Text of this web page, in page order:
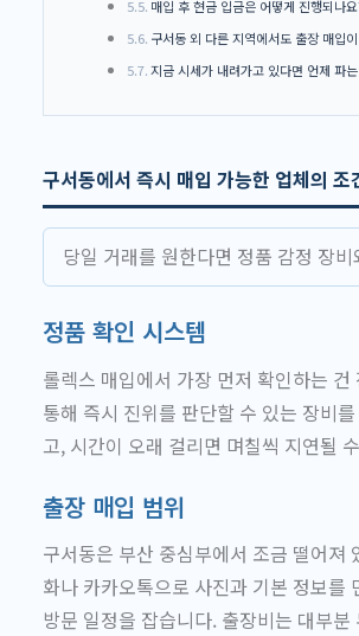
매입 후 현금 입금은 어떻게 진행되나
구서동 외 다른 지역에서도 출장 매입
지금 시세가 내려가고 있다면 언제 파
구서동에서 즉시 매입 가능한 업체의 조
당일 거래를 원한다면 정품 감정 장
정품 확인 시스템
롤렉스 매입에서 가장 먼저 확인하는
통해 즉시 진위를 판단할 수 있는 장비
고, 시간이 오래 걸리면 며칠씩 지연될
출장 매입 범위
구서동은 부산 중심부에서 조금 떨어져
화나 카카오톡으로 사진과 기본 정보를
방문 일정을 잡습니다. 출장비는 대부